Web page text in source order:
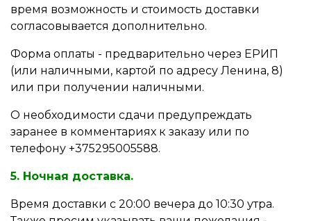
время возможность и стоимость доставки
согласовывается дополнительно.
Форма оплаты - предварительно через ЕРИП
(или наличными, картой по адресу Ленина, 8)
или при получении наличными.
О необходимости сдачи предупреждать
заранее в комментариях к заказу или по
телефону +375295005588.
5. Ночная доставка.
Время доставки с 20:00 вечера до 10:30 утра.